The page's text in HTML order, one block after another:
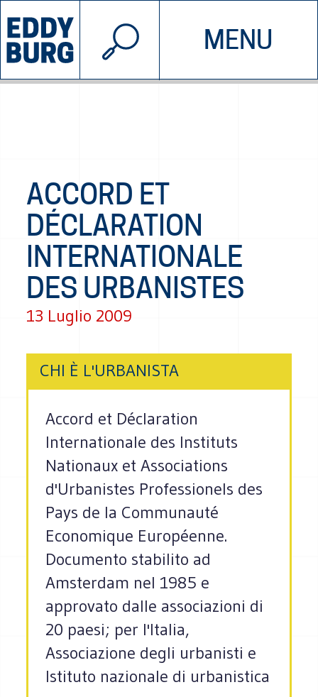
MENU
INIZIATIVE CHI SIAMO
© 2026 EDDYBURG
ACCORD ET
DÉCLARATION
INTERNATIONALE
DES URBANISTES
13 Luglio 2009
CHI È L'URBANISTA
Accord et Déclaration
Internationale des Instituts
Nationaux et Associations
d'Urbanistes Professionels des
Pays de la Communauté
Economique Européenne.
Documento stabilito ad
Amsterdam nel 1985 e
approvato dalle associazioni di
20 paesi; per l'Italia,
Associazione degli urbanisti e
Istituto nazionale di urbanistica